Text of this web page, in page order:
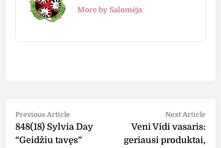
More by Salomėja
Post
navigation
Previous Article
article:
848(18) Sylvia Day
“Geidžiu tavęs”
Next Article
Veni Vidi vasaris:
geriausi produktai,